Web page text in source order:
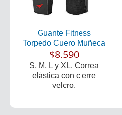
Guante Fitness
Torpedo Cuero Muñeca
$8.590
S, M, L y XL. Correa
elástica con cierre
velcro.